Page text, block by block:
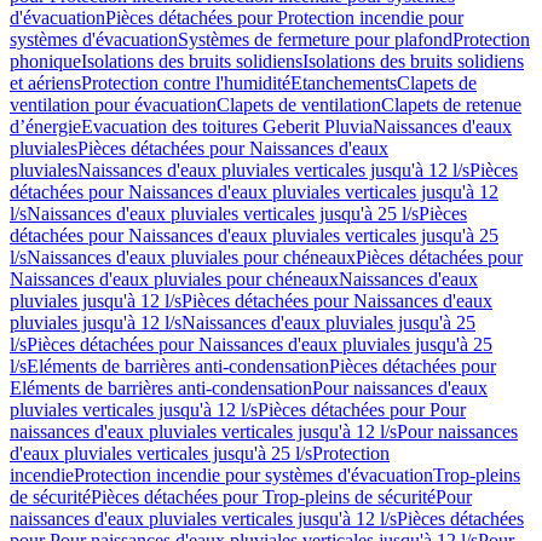
d'évacuationPièces détachées pour Protection incendie pour
systèmes d'évacuationSystèmes de fermeture pour plafondProtection
phoniqueIsolations des bruits solidiensIsolations des bruits solidiens
et aériensProtection contre l'humiditéEtanchementsClapets de
ventilation pour évacuationClapets de ventilationClapets de retenue
d’énergieEvacuation des toitures Geberit PluviaNaissances d'eaux
pluvialesPièces détachées pour Naissances d'eaux
pluvialesNaissances d'eaux pluviales verticales jusqu'à 12 l/sPièces
détachées pour Naissances d'eaux pluviales verticales jusqu'à 12
l/sNaissances d'eaux pluviales verticales jusqu'à 25 l/sPièces
détachées pour Naissances d'eaux pluviales verticales jusqu'à 25
l/sNaissances d'eaux pluviales pour chéneauxPièces détachées pour
Naissances d'eaux pluviales pour chéneauxNaissances d'eaux
pluviales jusqu'à 12 l/sPièces détachées pour Naissances d'eaux
pluviales jusqu'à 12 l/sNaissances d'eaux pluviales jusqu'à 25
l/sPièces détachées pour Naissances d'eaux pluviales jusqu'à 25
l/sEléments de barrières anti-condensationPièces détachées pour
Eléments de barrières anti-condensationPour naissances d'eaux
pluviales verticales jusqu'à 12 l/sPièces détachées pour Pour
naissances d'eaux pluviales verticales jusqu'à 12 l/sPour naissances
d'eaux pluviales verticales jusqu'à 25 l/sProtection
incendieProtection incendie pour systèmes d'évacuationTrop-pleins
de sécuritéPièces détachées pour Trop-pleins de sécuritéPour
naissances d'eaux pluviales verticales jusqu'à 12 l/sPièces détachées